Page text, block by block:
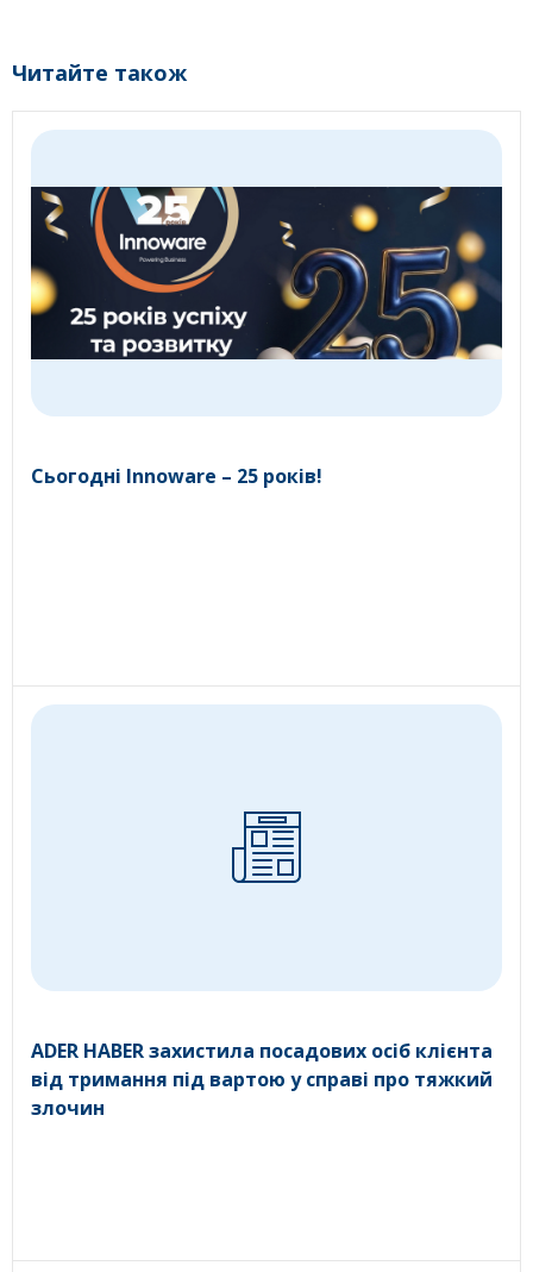
Читайте також
Сьогодні Innoware – 25 років!
ADER HABER захистила посадових осіб клієнта
від тримання під вартою у справі про тяжкий
злочин